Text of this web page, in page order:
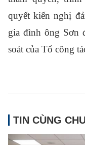
quyết kiến nghị
gia đình ông Sơn
soát của Tổ công
TIN CÙNG